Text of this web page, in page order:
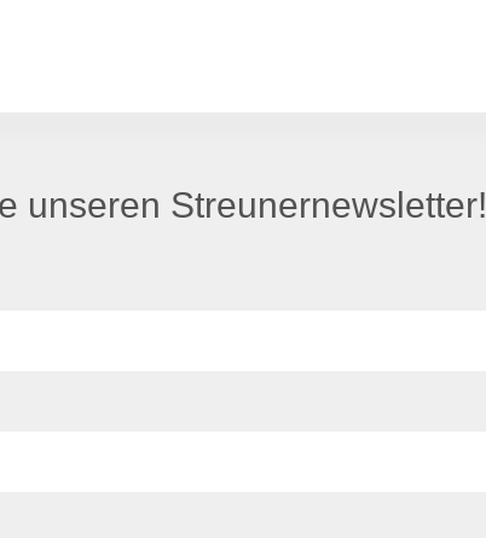
unseren Streunernewsletter!